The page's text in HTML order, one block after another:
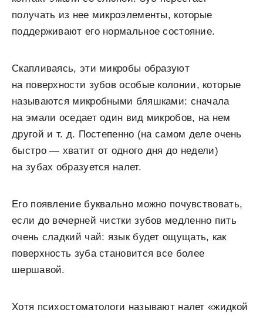
получать из нее микроэлементы, которые
поддерживают его нормальное состояние.
Скапливаясь, эти микробы образуют
на поверхности зубов особые колонии, которые
называются микробными бляшками: сначала
на эмали оседает один вид микробов, на нем
другой и т. д. Постепенно (на самом деле очень
быстро — хватит от одного дня до недели)
на зубах образуется налет.
Его появление буквально можно почувствовать,
если до вечерней чистки зубов медленно пить
очень сладкий чай: язык будет ощущать, как
поверхность зуба становится все более
шершавой.
Хотя психостоматологи называют налет «жидкой